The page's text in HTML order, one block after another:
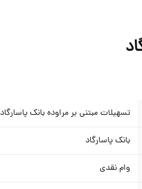
تسهیلات مبتنی بر مراوده بانک پاسارگاد
بانک پاسارگاد
وام نقدی